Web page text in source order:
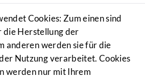
öffnen
Cookies: Zum einen sind
Herstellung der
anderen werden sie für die
Nutzung verarbeitet. Cookies
werden nur mit Ihrem